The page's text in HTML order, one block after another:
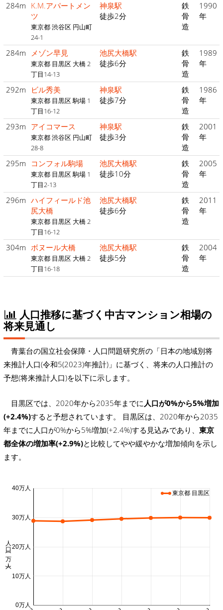
284m K.M.アパートメン
ツ
東京都 渋谷区 円山町
24-1
神泉駅
徒歩2分
鉄
骨
造
1990
年
284m メゾン早見
東京都 目黒区 大橋 2
丁目14-13
池尻大橋駅
徒歩6分
鉄
骨
造
1989
年
292m ビル秀美
東京都 目黒区 駒場 1
丁目16-12
神泉駅
徒歩7分
鉄
骨
造
1986
年
293m アイコマース
東京都 渋谷区 円山町
28-8
神泉駅
徒歩3分
鉄
骨
造
2001
年
295m コンフォル駒場
東京都 目黒区 駒場 1
丁目2-13
池尻大橋駅
徒歩10分
鉄
骨
造
2005
年
296m ハイフィールド池
尻大橋
東京都 目黒区 大橋 2
丁目16-12
池尻大橋駅
徒歩6分
鉄
骨
造
2011
年
304m ボヌール大橋
東京都 目黒区 大橋 2
丁目16-18
池尻大橋駅
徒歩5分
鉄
骨
造
2004
年
人口推移に基づく中古マンション相場の
将来見通し
青葉台の国立社会保障・人口問題研究所の「日本の地域別将
来推計人口(令和5(2023)年推計)」に基づく、将来の人口推計の
予想(将来推計人口)を以下に示します。
目黒区では、2020年から2035年までに 人口が0%から5%増加
(+2.4%)すると予想されています。 目黒区は、2020年から2035
年までに人口が0%から5%増加(+2.4%)する見込みであり、 東京
都全体の増加率(+2.9%)と比較してやや緩やかな増加傾向を示し
ます。
0万人
10万人
20万人
30万人
40万人
人口 (万人)
東京都 目黒区